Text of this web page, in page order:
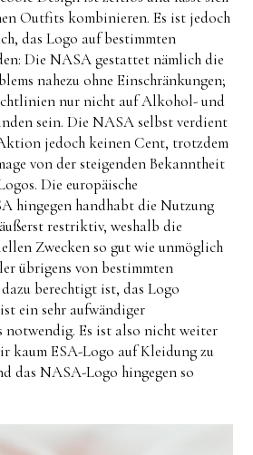
Outfits kombinieren. Es ist jedoch
das Logo auf bestimmten
Die NASA gestattet nämlich die
nahezu ohne Einschränkungen;
nur nicht auf Alkohol- und
sein. Die NASA selbst verdient
jedoch keinen Cent, trotzdem
von der steigenden Bekanntheit
Die europäische
hingegen handhabt die Nutzung
restriktiv, weshalb die
Zwecken so gut wie unmöglich
übrigens von bestimmten
berechtigt ist, das Logo
ein sehr aufwändiger
notwendig. Es ist also nicht weiter
kaum ESA-Logo auf Kleidung zu
das NASA-Logo hingegen so